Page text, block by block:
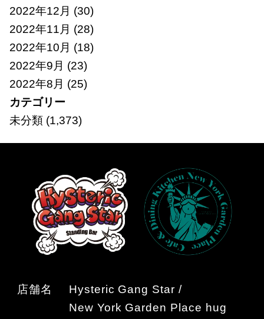
2022年12月 (30)
2022年11月 (28)
2022年10月 (18)
2022年9月 (23)
2022年8月 (25)
カテゴリー
未分類(1,373)
店舗名
Hysteric Gang Star /
New York Garden Place hug